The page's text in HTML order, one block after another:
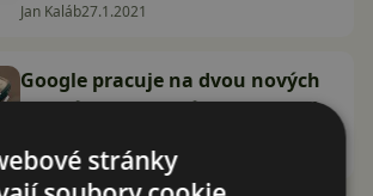
Jan Kaláb27.1.2021
Google pracuje na dvou nových
chytrých kategoriích pro Gmail
stránky